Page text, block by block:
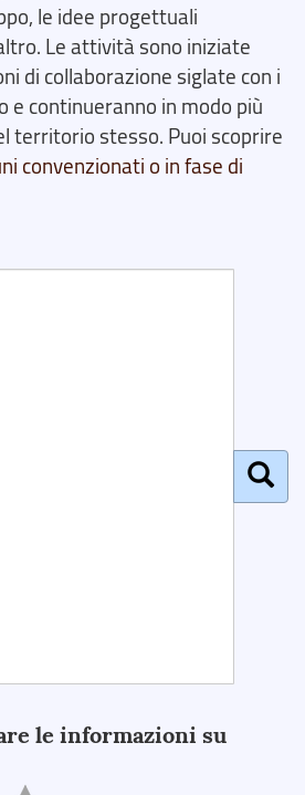
le idee progettuali
Le attività sono iniziate
di collaborazione siglate con i
e continueranno in modo più
territorio stesso. Puoi scoprire
convenzionati o in fase di
le informazioni su